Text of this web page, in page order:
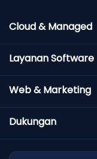
Cloud & Managed
Layanan Software
Web & Marketing
Dukungan